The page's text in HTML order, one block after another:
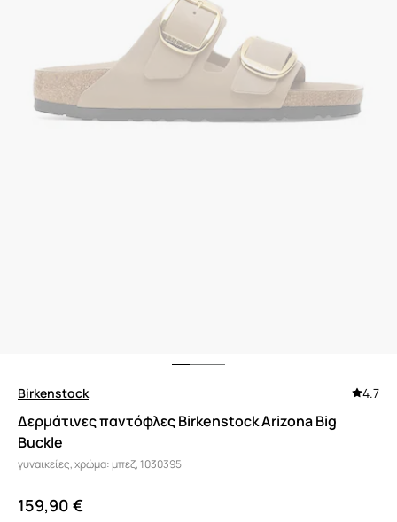
Birkenstock 4.7
Δερμάτινες παντόφλες Birkenstock Arizona Big
Buckle
γυναικείες, χρώμα: μπεζ, 1030395
159,90 €